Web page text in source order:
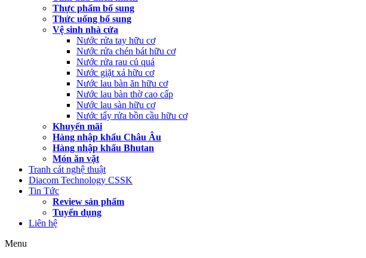
Thực phẩm bổ sung
Thức uống bổ sung
Vệ sinh nhà cửa
Nước rửa tay hữu cơ
Nước rửa chén bát hữu cơ
Nước rửa rau củ quả
Nước giặt xả hữu cơ
Nước lau bàn ăn hữu cơ
Nước lau bàn thờ cao cấp
Nước lau sàn hữu cơ
Nước tẩy rửa bồn cầu hữu cơ
Khuyến mãi
Hàng nhập khẩu Châu Âu
Hàng nhập khẩu Bhutan
Món ăn vặt
Tranh cát nghệ thuật
Diacom Technology CSSK
Tin Tức
Review sản phẩm
Tuyển dụng
Liên hệ
Menu